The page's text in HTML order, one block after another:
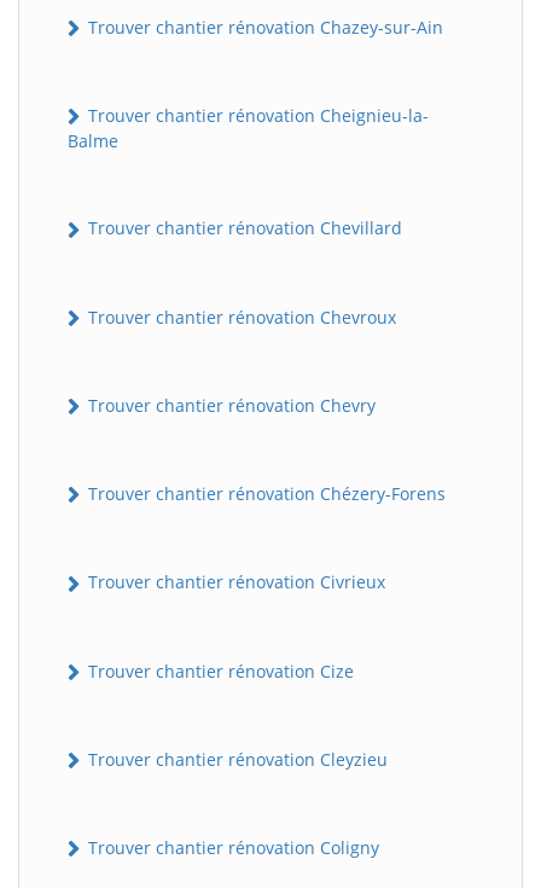
Trouver chantier rénovation Chazey-sur-Ain
Trouver chantier rénovation Cheignieu-la-
Balme
Trouver chantier rénovation Chevillard
Trouver chantier rénovation Chevroux
Trouver chantier rénovation Chevry
Trouver chantier rénovation Chézery-Forens
Trouver chantier rénovation Civrieux
Trouver chantier rénovation Cize
Trouver chantier rénovation Cleyzieu
Trouver chantier rénovation Coligny